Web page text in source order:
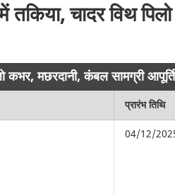
चादर विथ
मछरदानी, कंबल सामग्री
प्रारंभ तिथि
04/12/